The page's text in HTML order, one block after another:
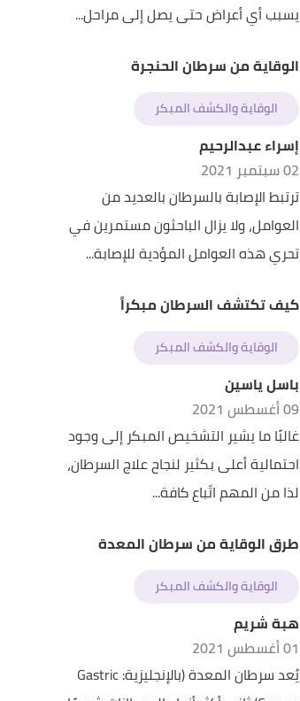
يسبب أي أعراض حتى يصل إلى مراحل...
الوقاية من سرطان الحنجرة
الوقاية والكشف المبكر
إسراء عبدالرحيم
02 سبتمبر 2021
ترتبط الإصابة بالسرطان بالعديد من
العوامل، ولا يزال الباحثون مستمرين في
تحري هذه العوامل المؤدية للإصابة...
كيف تكتشف السرطان مبكراً
الوقاية والكشف المبكر
باسل ياسين
09 أغسطس 2021
غالبًا ما يشير التشخيص المبكر إلى وجود
احتمالية أعلى بكثير لنجاح علاج السرطان،
لذا من المهم اتّباع كافة...
طرق الوقاية من سرطان المعدة
الوقاية والكشف المبكر
هبة شريم
01 أغسطس 2021
يُعد سرطان المعدة (بالإنجليزية: Gastric